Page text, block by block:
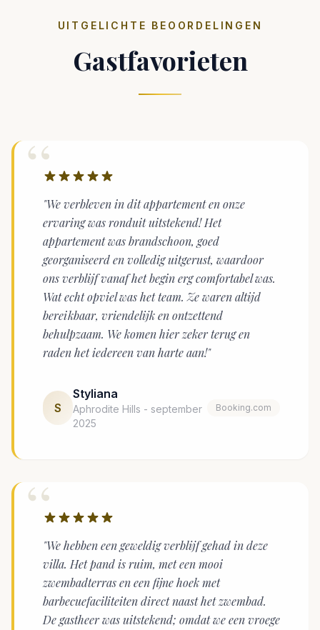
UITGELICHTE BEOORDELINGEN
Gastfavorieten
“
"We verbleven in dit appartement en onze
ervaring was ronduit uitstekend! Het
appartement was brandschoon, goed
georganiseerd en volledig uitgerust, waardoor
ons verblijf vanaf het begin erg comfortabel was.
Wat echt opviel was het team. Ze waren altijd
bereikbaar, vriendelijk en ontzettend
behulpzaam. We komen hier zeker terug en
raden het iedereen van harte aan!"
S
Styliana
Aphrodite Hills - september
2025
Booking.com
“
"We hebben een geweldig verblijf gehad in deze
villa. Het pand is ruim, met een mooi
zwembadterras en een fijne hoek met
barbecuefaciliteiten direct naast het zwembad.
De gastheer was uitstekend; omdat we een vroege